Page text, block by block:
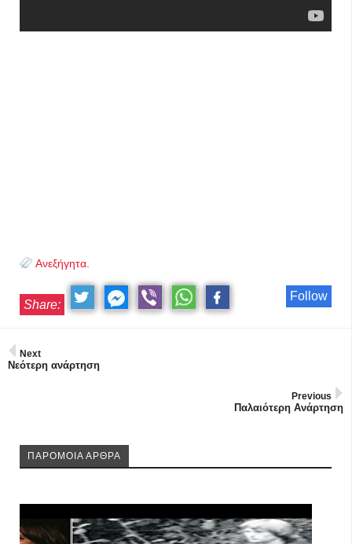
Ανεξήγητα.
Follow
Share:
Next
Νεότερη ανάρτηση
Previous
Παλαιότερη Ανάρτηση
ΠΑΡΟΜΟΙΑ ΑΡΘΡΑ